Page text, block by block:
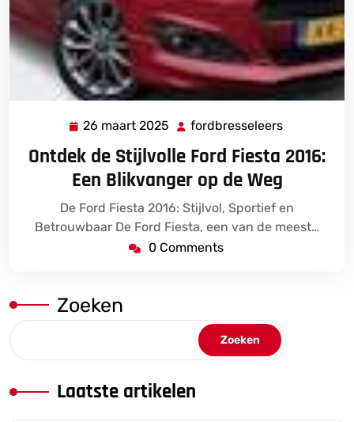
26 maart 2025 26
maart
2025
fordbresseleers
Ontdek de Stijlvolle Ford Fiesta 2016:
Een Blikvanger op de Weg
De Ford Fiesta 2016: Stijlvol, Sportief en
Betrouwbaar De Ford Fiesta, een van de meest…
0 Comments
Zoeken
Zoeken
Laatste artikelen